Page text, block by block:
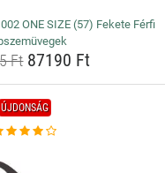
ONE SIZE (57) Fekete Férfi
Ft87190 Ft
ÚJDONSÁG